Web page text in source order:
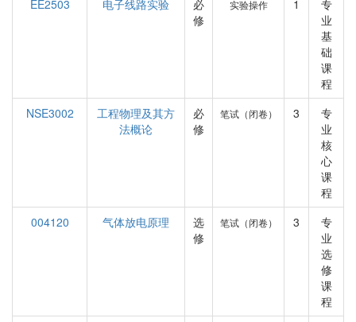
EE2503 电子线路实验
必
修
实验操作 1
专
业
基
础
课
程
NSE3002
工程物理及其方
法概论
必
修
笔试（闭卷） 3
专
业
核
心
课
程
004120
气体放电原理
选
修
笔试（闭卷） 3
专
业
选
修
课
程